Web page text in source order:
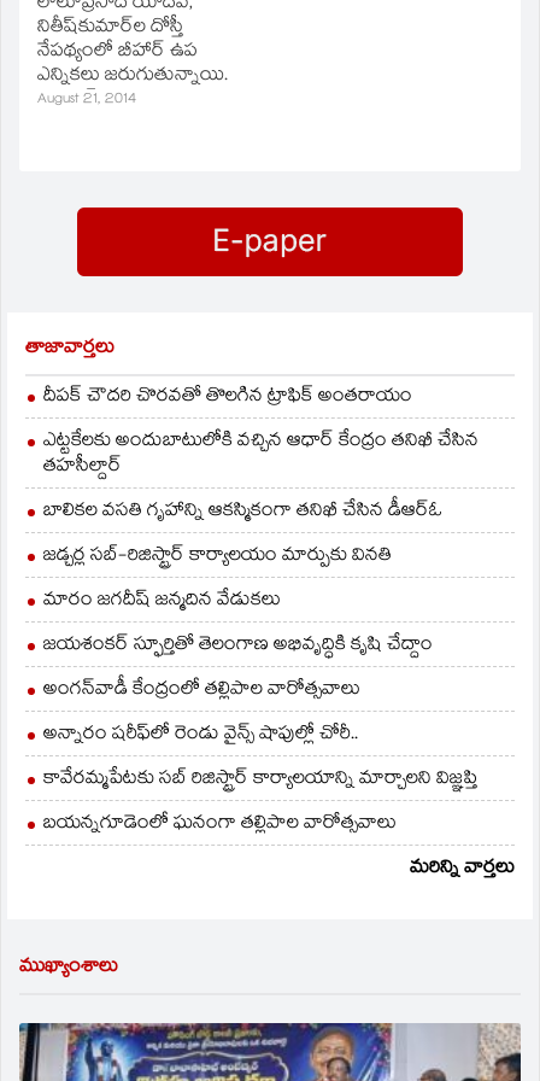
వినియోగించుకుంటున్నారు.
833 ఓట్లు ఉండగా
ఉదయం 8గంటల వరకు
130 ఓట్లు పోలయ్యాయి.
కేంద్ర కార్మికశాఖ అసిస్టెంట్‌
సాయంత్రం
నితీష్‌కుమార్‌ల దోస్తీ
నేపథ్యంలో బీహార్ ఉప
ఎన్నికలు జరుగుతున్నాయి.
పోలింగ్ గురువారం
ఈ సాయంత్రం ఆరు
జరగనుంది. రాష్ట్రంలో
ఉప ఎన్నికలల్లో తేలనుంది.
కర్నాటకలో మూడు,
మధ్యప్రదేశ్‌లో మూడు,
పంజాబ్‌లో రెండు
నియోజక వర్గాలకు ఉప
ఎన్నికలు…
August 21, 2014
తాజావార్తలు
దీపక్ చౌదరి చొరవతో తొలగిన ట్రాఫిక్‌ అంతరాయం
ఎట్టకేలకు అందుబాటులోకి వచ్చిన ఆధార్ కేంద్రం తనిఖీ చేసిన
తహసీల్దార్
బాలికల వసతి గృహాన్ని ఆకస్మికంగా తనిఖీ చేసిన డీఆర్ఓ
జడ్చర్ల సబ్-రిజిస్ట్రార్ కార్యాలయం మార్పుకు వినతి
మారం జగదీష్ జన్మదిన వేడుకలు
జయశంకర్ స్ఫూర్తితో తెలంగాణ అభివృద్ధికి కృషి చేద్దాం
అంగన్‌వాడీ కేంద్రంలో తల్లిపాల వారోత్సవాలు
అన్నారం షరీఫ్‌లో రెండు వైన్స్ షాపుల్లో చోరీ..
కావేరమ్మపేటకు సబ్ రిజిస్ట్రార్ కార్యాలయాన్ని మార్చాలని విజ్ఞప్తి
బయన్నగూడెంలో ఘనంగా తల్లిపాల వారోత్సవాలు
మరిన్ని వార్తలు
ముఖ్యాంశాలు